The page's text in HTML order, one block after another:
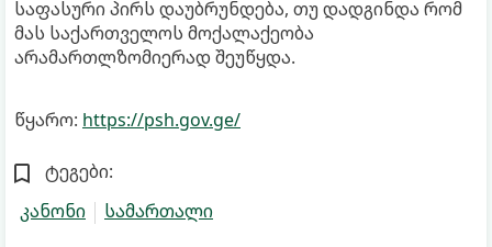
საფასური პირს დაუბრუნდება, თუ დადგინდა რომ
მას საქართველოს მოქალაქეობა
არამართლზომიერად შეუწყდა.
წყარო: https://psh.gov.ge/
ტეგები:
კანონი
სამართალი